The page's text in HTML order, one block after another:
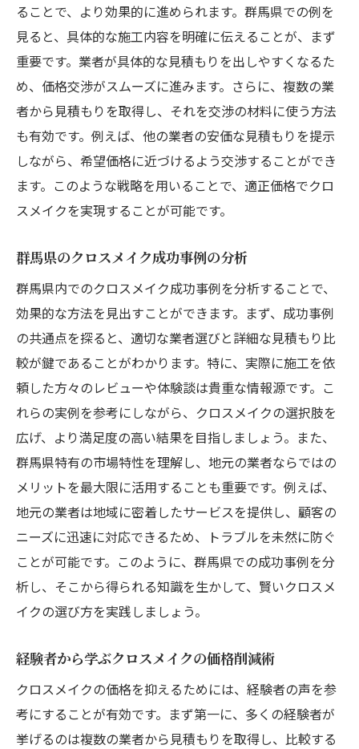
ることで、より効果的に進められます。群馬県での例を
見ると、具体的な施工内容を明確に伝えることが、まず
重要です。業者が具体的な見積もりを出しやすくなるた
め、価格交渉がスムーズに進みます。さらに、複数の業
者から見積もりを取得し、それを交渉の材料に使う方法
も有効です。例えば、他の業者の安価な見積もりを提示
しながら、希望価格に近づけるよう交渉することができ
ます。このような戦略を用いることで、適正価格でクロ
スメイクを実現することが可能です。
群馬県のクロスメイク成功事例の分析
群馬県内でのクロスメイク成功事例を分析することで、
効果的な方法を見出すことができます。まず、成功事例
の共通点を探ると、適切な業者選びと詳細な見積もり比
較が鍵であることがわかります。特に、実際に施工を依
頼した方々のレビューや体験談は貴重な情報源です。こ
れらの実例を参考にしながら、クロスメイクの選択肢を
広げ、より満足度の高い結果を目指しましょう。また、
群馬県特有の市場特性を理解し、地元の業者ならではの
メリットを最大限に活用することも重要です。例えば、
地元の業者は地域に密着したサービスを提供し、顧客の
ニーズに迅速に対応できるため、トラブルを未然に防ぐ
ことが可能です。このように、群馬県での成功事例を分
析し、そこから得られる知識を生かして、賢いクロスメ
イクの選び方を実践しましょう。
経験者から学ぶクロスメイクの価格削減術
クロスメイクの価格を抑えるためには、経験者の声を参
考にすることが有効です。まず第一に、多くの経験者が
挙げるのは複数の業者から見積もりを取得し、比較する